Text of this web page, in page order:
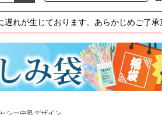
遅れが生じております。あらかじめご了
シー中島デザイン